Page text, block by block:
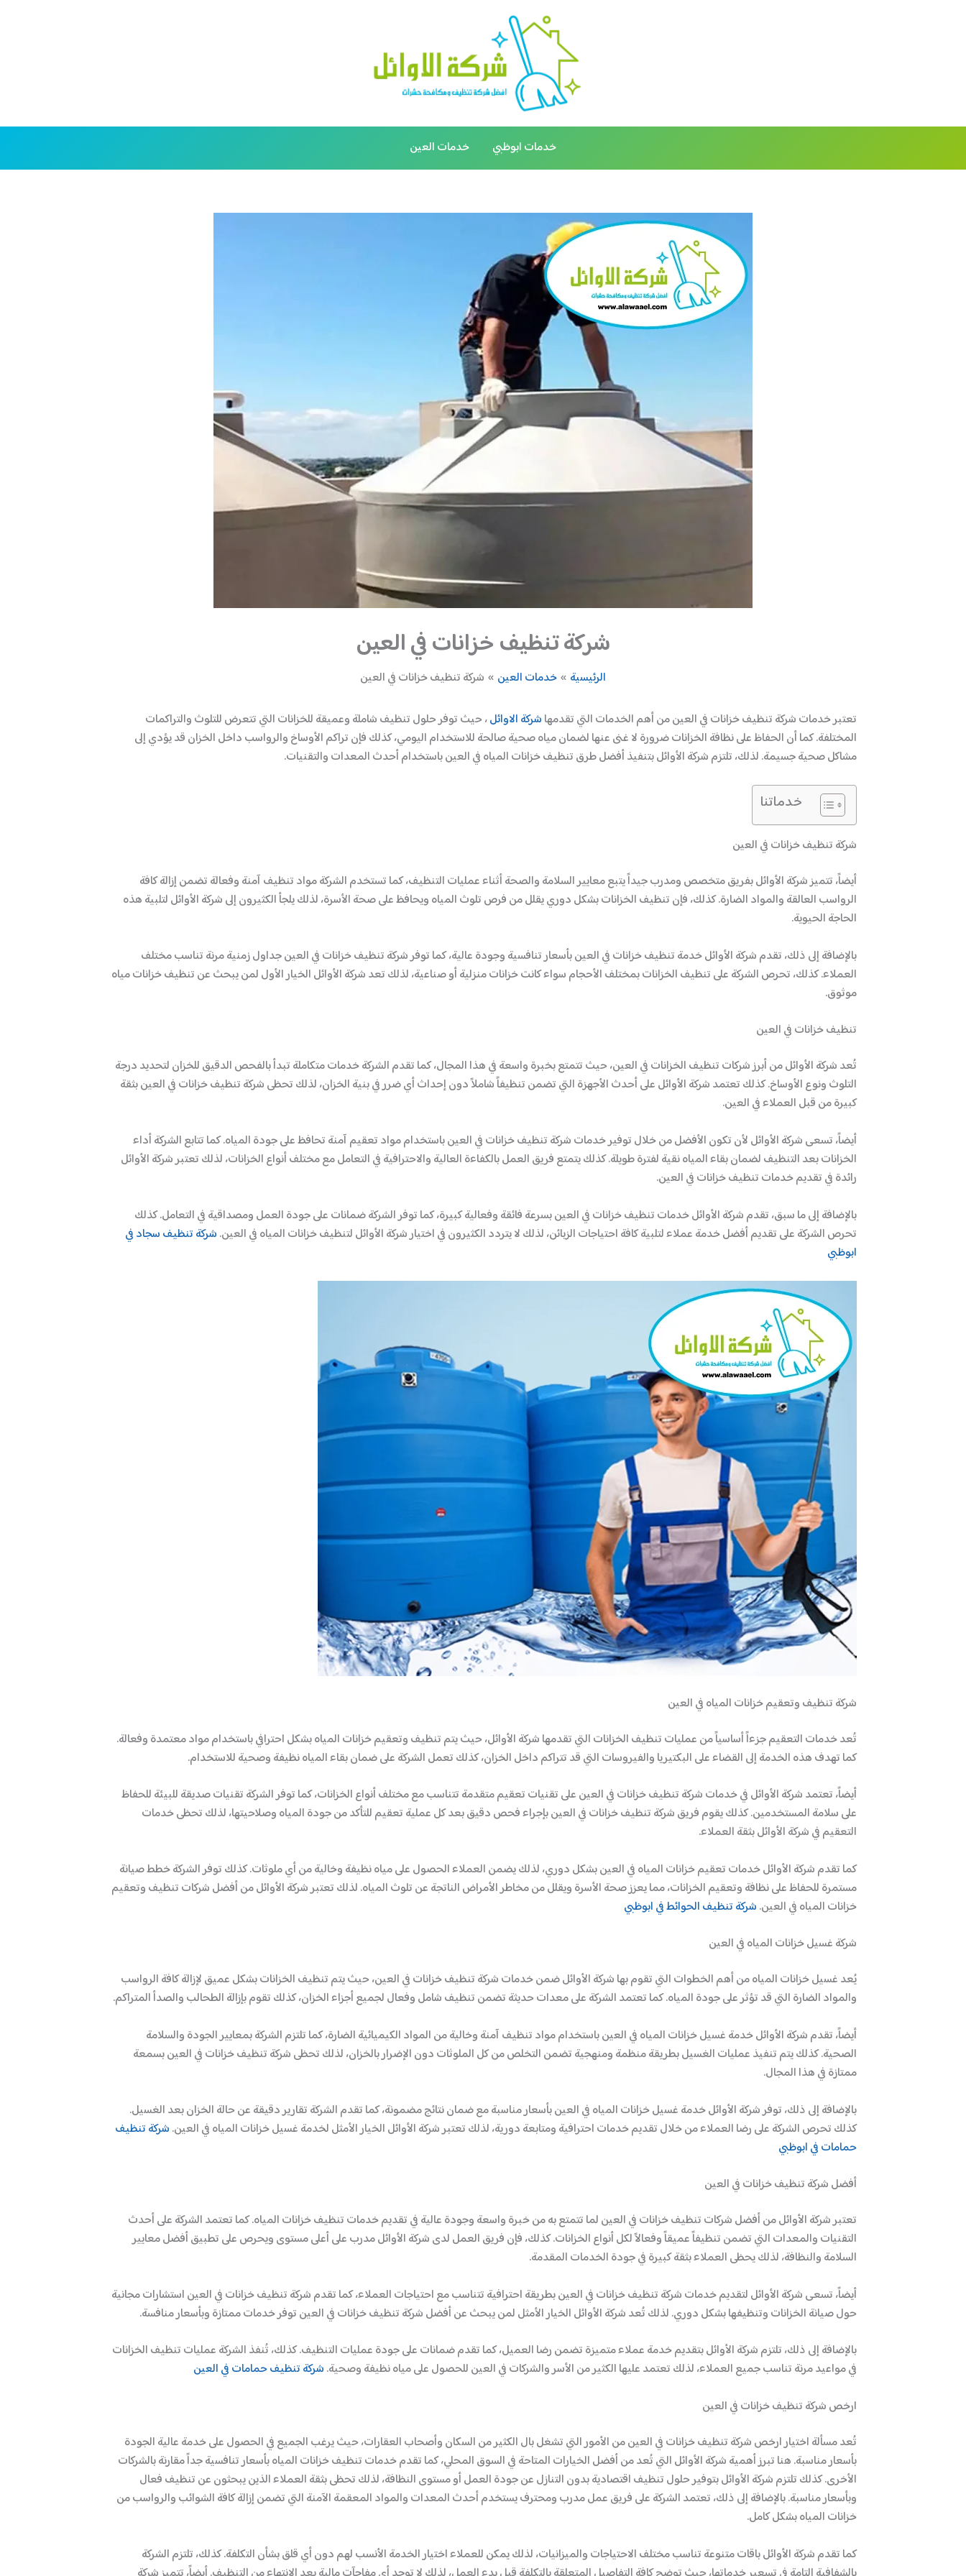
خدمات ابوظبي خدمات العين
شركة تنظيف خزانات في العين
الرئيسية خدمات العين شركة تنظيف خزانات في العين
تعتبر خدمات شركة تنظيف خزانات في العين من أهم الخدمات التي تقدمهاشركة الاوائل، حيث توفر حلول تنظيف شاملة وعميقة للخزانات التي تتعرض للتلوث والتراكمات
المختلفة. كما أن الحفاظ على نظافة الخزانات ضرورة لا غنى عنها لضمان مياه صحية صالحة للاستخدام اليومي، كذلك فإن تراكم الأوساخ والرواسب داخل الخزان قد يؤدي إلى
مشاكل صحية جسيمة. لذلك، تلتزم شركة الأوائل بتنفيذ أفضل طرق تنظيف خزانات المياه في العين باستخدام أحدث المعدات والتقنيات.
خدماتنا
شركة تنظيف خزانات في العين
أيضاً، تتميز شركة الأوائل بفريق متخصص ومدرب جيداً يتبع معايير السلامة والصحة أثناء عمليات التنظيف، كما تستخدم الشركة مواد تنظيف آمنة وفعالة تضمن إزالة كافة
الرواسب العالقة والمواد الضارة. كذلك، فإن تنظيف الخزانات بشكل دوري يقلل من فرص تلوث المياه ويحافظ على صحة الأسرة، لذلك يلجأ الكثيرون إلى شركة الأوائل لتلبية هذه
الحاجة الحيوية.
بالإضافة إلى ذلك، تقدم شركة الأوائل خدمة تنظيف خزانات في العين بأسعار تنافسية وجودة عالية، كما توفر شركة تنظيف خزانات في العين جداول زمنية مرنة تناسب مختلف
العملاء. كذلك، تحرص الشركة على تنظيف الخزانات بمختلف الأحجام سواء كانت خزانات منزلية أو صناعية، لذلك تعد شركة الأوائل الخيار الأول لمن يبحث عن تنظيف خزانات مياه
موثوق.
تنظيف خزانات في العين
تُعد شركة الأوائل من أبرز شركات تنظيف الخزانات في العين، حيث تتمتع بخبرة واسعة في هذا المجال، كما تقدم الشركة خدمات متكاملة تبدأ بالفحص الدقيق للخزان لتحديد درجة
التلوث ونوع الأوساخ. كذلك تعتمد شركة الأوائل على أحدث الأجهزة التي تضمن تنظيفاً شاملاً دون إحداث أي ضرر في بنية الخزان، لذلك تحظى شركة تنظيف خزانات في العين بثقة
كبيرة من قبل العملاء في العين.
أيضاً، تسعى شركة الأوائل لأن تكون الأفضل من خلال توفير خدمات شركة تنظيف خزانات في العين باستخدام مواد تعقيم آمنة تحافظ على جودة المياه. كما تتابع الشركة أداء
الخزانات بعد التنظيف لضمان بقاء المياه نقية لفترة طويلة. كذلك يتمتع فريق العمل بالكفاءة العالية والاحترافية في التعامل مع مختلف أنواع الخزانات، لذلك تعتبر شركة الأوائل
رائدة في تقديم خدمات تنظيف خزانات في العين.
بالإضافة إلى ما سبق، تقدم شركة الأوائل خدمات تنظيف خزانات في العين بسرعة فائقة وفعالية كبيرة، كما توفر الشركة ضمانات على جودة العمل ومصداقية في التعامل. كذلك
تحرص الشركة على تقديم أفضل خدمة عملاء لتلبية كافة احتياجات الزبائن، لذلك لا يتردد الكثيرون في اختيار شركة الأوائل لتنظيف خزانات المياه في العين.شركة تنظيف سجاد في
ابوظبي
شركة تنظيف وتعقيم خزانات المياه في العين
تُعد خدمات التعقيم جزءاً أساسياً من عمليات تنظيف الخزانات التي تقدمها شركة الأوائل، حيث يتم تنظيف وتعقيم خزانات المياه بشكل احترافي باستخدام مواد معتمدة وفعالة.
كما تهدف هذه الخدمة إلى القضاء على البكتيريا والفيروسات التي قد تتراكم داخل الخزان، كذلك تعمل الشركة على ضمان بقاء المياه نظيفة وصحية للاستخدام.
أيضاً، تعتمد شركة الأوائل في خدمات شركة تنظيف خزانات في العين على تقنيات تعقيم متقدمة تتناسب مع مختلف أنواع الخزانات، كما توفر الشركة تقنيات صديقة للبيئة للحفاظ
على سلامة المستخدمين. كذلك يقوم فريق شركة تنظيف خزانات في العين بإجراء فحص دقيق بعد كل عملية تعقيم للتأكد من جودة المياه وصلاحيتها، لذلك تحظى خدمات
التعقيم في شركة الأوائل بثقة العملاء.
كما تقدم شركة الأوائل خدمات تعقيم خزانات المياه في العين بشكل دوري، لذلك يضمن العملاء الحصول على مياه نظيفة وخالية من أي ملوثات. كذلك توفر الشركة خطط صيانة
مستمرة للحفاظ على نظافة وتعقيم الخزانات، مما يعزز صحة الأسرة ويقلل من مخاطر الأمراض الناتجة عن تلوث المياه. لذلك تعتبر شركة الأوائل من أفضل شركات تنظيف وتعقيم
خزانات المياه في العين.شركة تنظيف الحوائط في ابوظبي
شركة غسيل خزانات المياه في العين
يُعد غسيل خزانات المياه من أهم الخطوات التي تقوم بها شركة الأوائل ضمن خدمات شركة تنظيف خزانات في العين، حيث يتم تنظيف الخزانات بشكل عميق لإزالة كافة الرواسب
والمواد الضارة التي قد تؤثر على جودة المياه. كما تعتمد الشركة على معدات حديثة تضمن تنظيف شامل وفعال لجميع أجزاء الخزان، كذلك تقوم بإزالة الطحالب والصدأ المتراكم.
أيضاً، تقدم شركة الأوائل خدمة غسيل خزانات المياه في العين باستخدام مواد تنظيف آمنة وخالية من المواد الكيميائية الضارة، كما تلتزم الشركة بمعايير الجودة والسلامة
الصحية. كذلك يتم تنفيذ عمليات الغسيل بطريقة منظمة ومنهجية تضمن التخلص من كل الملوثات دون الإضرار بالخزان، لذلك تحظى شركة تنظيف خزانات في العين بسمعة
ممتازة في هذا المجال.
بالإضافة إلى ذلك، توفر شركة الأوائل خدمة غسيل خزانات المياه في العين بأسعار مناسبة مع ضمان نتائج مضمونة، كما تقدم الشركة تقارير دقيقة عن حالة الخزان بعد الغسيل.
كذلك تحرص الشركة على رضا العملاء من خلال تقديم خدمات احترافية ومتابعة دورية، لذلك تعتبر شركة الأوائل الخيار الأمثل لخدمة غسيل خزانات المياه في العين.شركة تنظيف
حمامات في ابوظبي
أفضل شركة تنظيف خزانات في العين
تعتبر شركة الأوائل من أفضل شركات تنظيف خزانات في العين لما تتمتع به من خبرة واسعة وجودة عالية في تقديم خدمات تنظيف خزانات المياه. كما تعتمد الشركة على أحدث
التقنيات والمعدات التي تضمن تنظيفاً عميقاً وفعالاً لكل أنواع الخزانات. كذلك، فإن فريق العمل لدى شركة الأوائل مدرب على أعلى مستوى ويحرص على تطبيق أفضل معايير
السلامة والنظافة، لذلك يحظى العملاء بثقة كبيرة في جودة الخدمات المقدمة.
أيضاً، تسعى شركة الأوائل لتقديم خدمات شركة تنظيف خزانات في العين بطريقة احترافية تتناسب مع احتياجات العملاء، كما تقدم شركة تنظيف خزانات في العين استشارات مجانية
حول صيانة الخزانات وتنظيفها بشكل دوري. لذلك تُعد شركة الأوائل الخيار الأمثل لمن يبحث عن أفضل شركة تنظيف خزانات في العين توفر خدمات ممتازة وبأسعار منافسة.
بالإضافة إلى ذلك، تلتزم شركة الأوائل بتقديم خدمة عملاء متميزة تضمن رضا العميل، كما تقدم ضمانات على جودة عمليات التنظيف. كذلك، تُنفذ الشركة عمليات تنظيف الخزانات
في مواعيد مرنة تناسب جميع العملاء، لذلك تعتمد عليها الكثير من الأسر والشركات في العين للحصول على مياه نظيفة وصحية.شركة تنظيف حمامات في العين
ارخص شركة تنظيف خزانات في العين
تُعد مسألة اختيار ارخص شركة تنظيف خزانات في العين من الأمور التي تشغل بال الكثير من السكان وأصحاب العقارات، حيث يرغب الجميع في الحصول على خدمة عالية الجودة
بأسعار مناسبة. هنا تبرز أهمية شركة الأوائل التي تُعد من أفضل الخيارات المتاحة في السوق المحلي، كما تقدم خدمات تنظيف خزانات المياه بأسعار تنافسية جداً مقارنة بالشركات
الأخرى. كذلك تلتزم شركة الأوائل بتوفير حلول تنظيف اقتصادية بدون التنازل عن جودة العمل أو مستوى النظافة، لذلك تحظى بثقة العملاء الذين يبحثون عن تنظيف فعال
وبأسعار مناسبة. بالإضافة إلى ذلك، تعتمد الشركة على فريق عمل مدرب ومحترف يستخدم أحدث المعدات والمواد المعقمة الآمنة التي تضمن إزالة كافة الشوائب والرواسب من
خزانات المياه بشكل كامل.
كما تقدم شركة الأوائل باقات متنوعة تناسب مختلف الاحتياجات والميزانيات، لذلك يمكن للعملاء اختيار الخدمة الأنسب لهم دون أي قلق بشأن التكلفة. كذلك، تلتزم الشركة